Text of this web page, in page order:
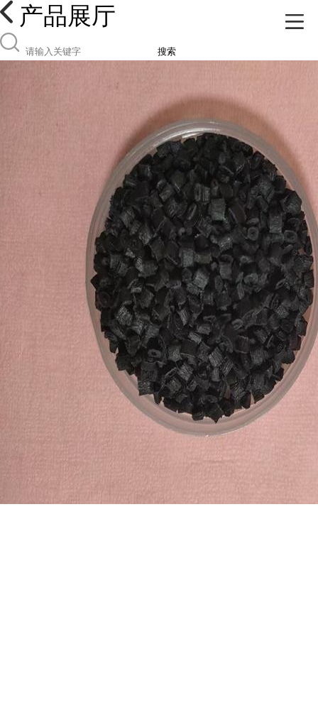
产品展厅
搜索